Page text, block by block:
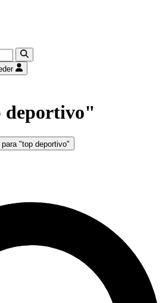
deportivo"
"top deportivo"